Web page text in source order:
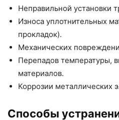
Неправильной установки
Износа уплотнительных
прокладок).
Механических
Перепадов
материалов.
Коррозии металлических
Способы